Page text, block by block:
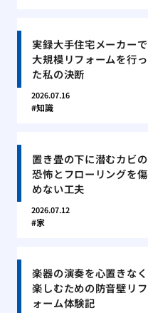
実録大手住宅メーカーで
大規模リフォームを行っ
た私の決断
2026.07.16
知識
置き畳の下に潜むカビの
恐怖とフローリングを傷
めない工夫
2026.07.12
家
楽器の演奏を心置きなく
楽しむための防音壁リフ
ォーム体験記